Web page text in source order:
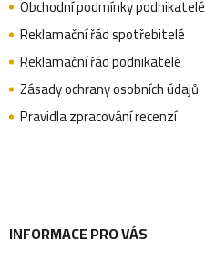
a
t
Obchodní podmínky podnikatelé
Reklamační řád spotřebitelé
Reklamační řád podnikatelé
Zásady ochrany osobních údajů
Pravidla zpracování recenzí
INFORMACE PRO VÁS